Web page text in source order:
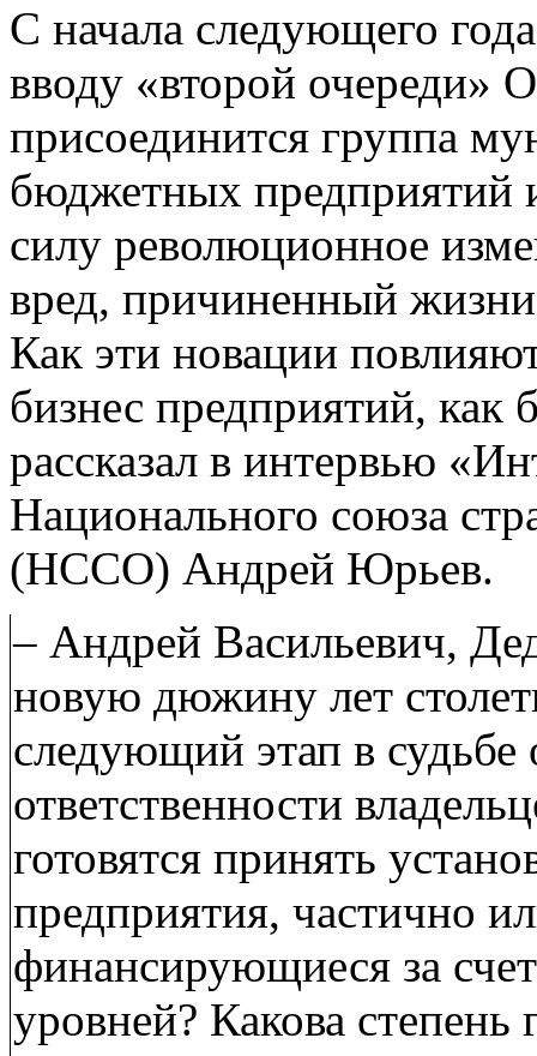
С начала следующего
вводу «второй очереди»
присоединится группа
бюджетных предприятий
силу революционное
вред, причиненный
Как эти новации
бизнес предприятий,
рассказал в интервью
Национального союза
(НССО) Андрей Юрьев.
– Андрей Васильевич,
новую дюжину лет
следующий этап в судьбе
ответственности
готовятся принять
предприятия, частично
финансирующиеся за
уровней? Какова степень